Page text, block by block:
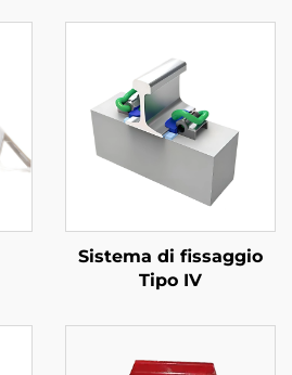
Sistema di fissaggio
Tipo IV